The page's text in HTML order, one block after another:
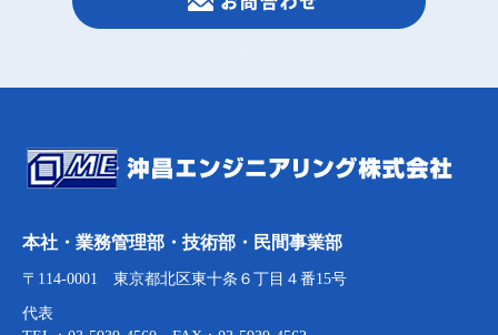
本社・業務管理部・技術部・民間事業部
〒114-0001 東京都北区東十条６丁目４番15号
代表